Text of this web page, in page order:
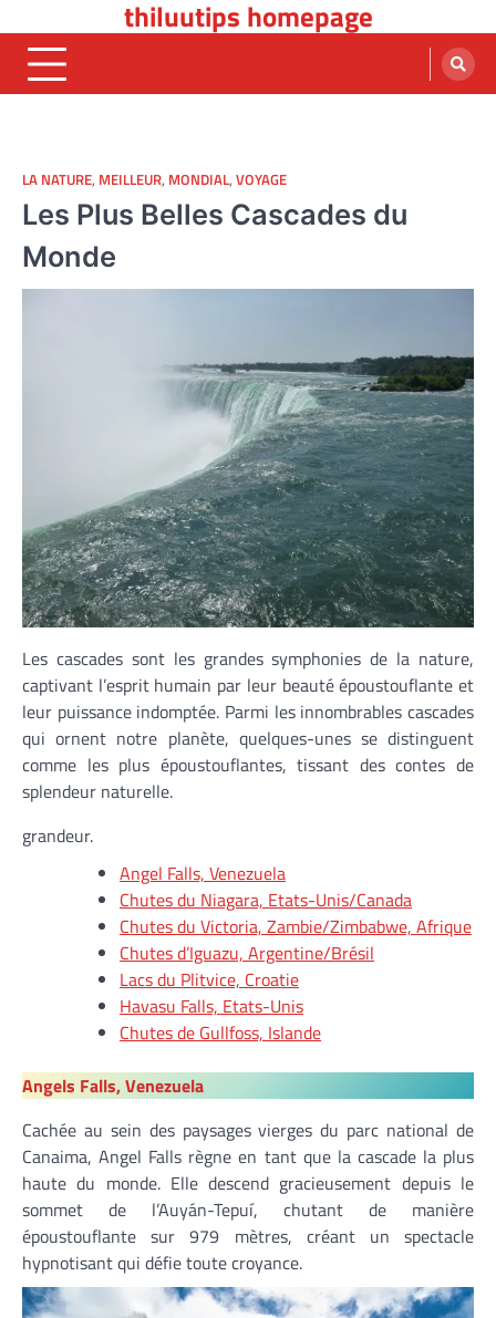
to
content
thiluutips homepage
LA NATURE, MEILLEUR, MONDIAL, VOYAGE
Les Plus Belles Cascades du
Monde
Les cascades sont les grandes symphonies de la nature,
captivant l’esprit humain par leur beauté époustouflante et
leur puissance indomptée. Parmi les innombrables cascades
qui ornent notre planète, quelques-unes se distinguent
comme les plus époustouflantes, tissant des contes de
splendeur naturelle.
grandeur.
Angel Falls, Venezuela
Chutes du Niagara, Etats-Unis/Canada
Chutes du Victoria, Zambie/Zimbabwe, Afrique
Chutes d’Iguazu, Argentine/Brésil
Lacs du Plitvice, Croatie
Havasu Falls, Etats-Unis
Chutes de Gullfoss, Islande
Angels Falls, Venezuela
Cachée au sein des paysages vierges du parc national de
Canaima, Angel Falls règne en tant que la cascade la plus
haute du monde. Elle descend gracieusement depuis le
sommet de l’Auyán-Tepuí, chutant de manière
époustouflante sur 979 mètres, créant un spectacle
hypnotisant qui défie toute croyance.